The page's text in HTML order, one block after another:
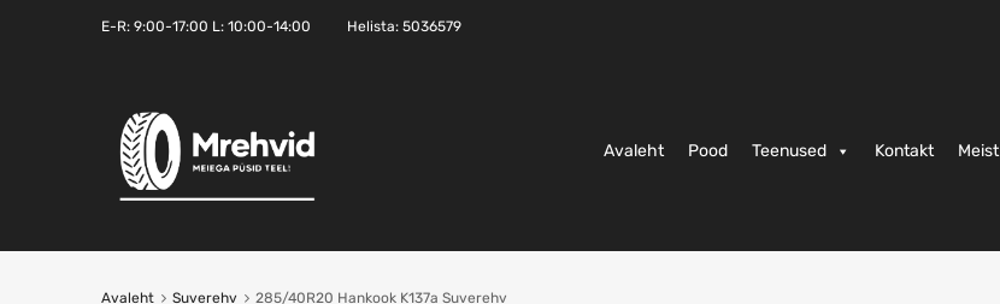
E-R: 9:00-17:00 L: 10:00-14:00 Helista: 5036579
Avaleht Pood Teenused Kontakt Meist
Avaleht Suverehv 285/40R20 Hankook K137a Suverehv